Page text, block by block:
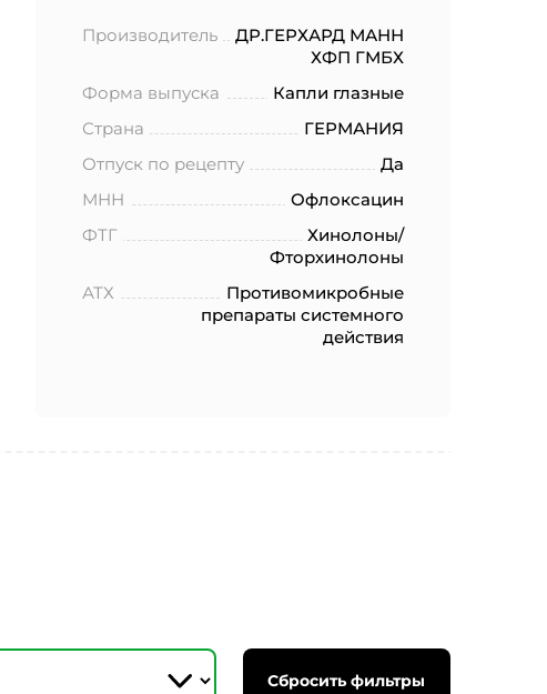
Производитель
ДР.ГЕРХАРД МАНН
ХФП ГМБХ
Форма выпуска
Капли глазные
Страна
ГЕРМАНИЯ
Отпуск по рецепту
Да
МНН
Офлоксацин
ФТГ
Хинолоны/
Фторхинолоны
АТХ
Противомикробные
препараты системного
действия
Сбросить фильтры
года